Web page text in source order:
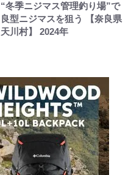
“冬季ニジマス管理釣り場”で
良型ニジマスを狙う 【奈良県
天川村】 2024年